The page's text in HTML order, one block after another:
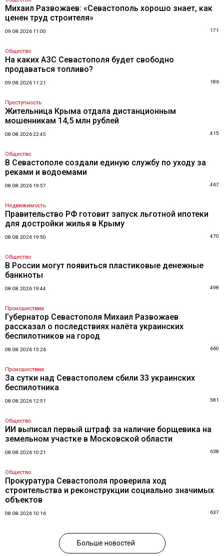
Михаил Развожаев: «Севастополь хорошо знает, как
ценен труд строителя»
09.08.2026 11:00 171
Общество
На каких АЗС Севастополя будет свободно
продаваться топливо?
09.08.2026 11:21 186
Преступность
Жительница Крыма отдала дистанционным
мошенникам 14,5 млн рублей
08.08.2026 22:45 415
Общество
В Севастополе создали единую службу по уходу за
реками и водоемами
08.08.2026 19:57 467
Недвижимость
Правительство РФ готовит запуск льготной ипотеки
для достройки жилья в Крыму
08.08.2026 19:50 470
Общество
В России могут появиться пластиковые денежные
банкноты
08.08.2026 19:44 498
Происшествия
Губернатор Севастополя Михаил Развожаев
рассказал о последствиях налёта украинских
беспилотников на город
08.08.2026 15:26 660
Происшествия
За сутки над Севастополем сбили 33 украинских
беспилотника
08.08.2026 12:51 581
Общество
ИИ выписал первый штраф за наличие борщевика на
земельном участке в Московской области
08.08.2026 10:21 638
Общество
Прокуратура Севастополя проверила ход
строительства и реконструкции социально значимых
объектов
08.08.2026 10:16 637
Больше новостей